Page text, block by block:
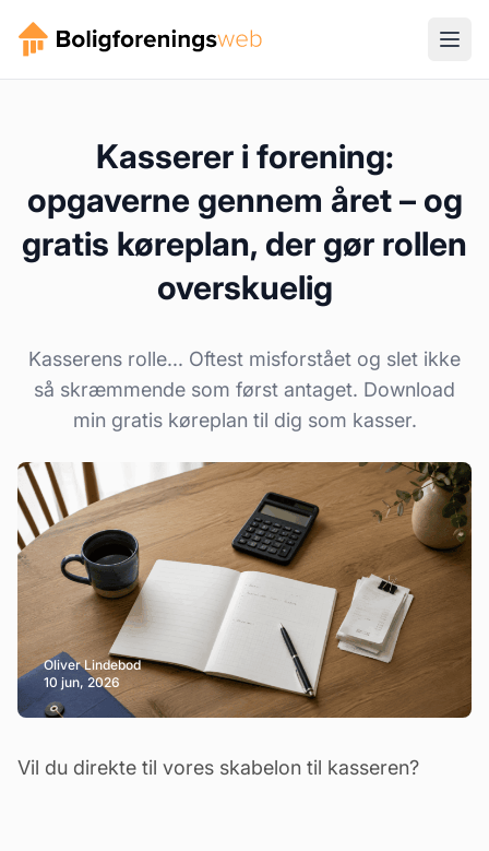
Kasserer i forening:
opgaverne gennem året – og
gratis køreplan, der gør rollen
overskuelig
Kasserens rolle... Oftest misforstået og slet ikke
så skræmmende som først antaget. Download
min gratis køreplan til dig som kasser.
Oliver Lindebod
10 jun, 2026
Vil du direkte til vores skabelon til kasseren?